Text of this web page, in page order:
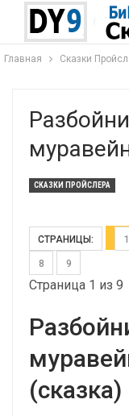
Главная Сказки
СКАЗКИ ПРОЙСЛЕРА
СТРАНИЦЫ: 1
8 9
Страница 1 из 9
(сказка)